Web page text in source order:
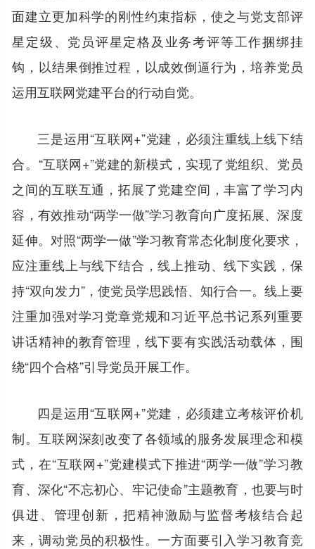
面建立更加科学的刚性约束指标，使之与党支部评
星定级、党员评星定格及业务考评等工作捆绑挂
钩，以结果倒推过程，以成效倒逼行为，培养党员
运用互联网党建平台的行动自觉。
三是运用“互联网+”党建，必须注重线上线下结
合。“互联网+”党建的新模式，实现了党组织、党员
之间的互联互通，拓展了党建空间，丰富了学习内
容，有效推动“两学一做”学习教育向广度拓展、深度
延伸。对照“两学一做”学习教育常态化制度化要求，
应注重线上与线下结合，线上推动、线下实践，保
持“双向发力”，使党员学思践悟、知行合一。线上要
注重加强对学习党章党规和习近平总书记系列重要
讲话精神的教育管理，线下要有实践活动载体，围
绕“四个合格”引导党员开展工作。
四是运用“互联网+”党建，必须建立考核评价机
制。互联网深刻改变了各领域的服务发展理念和模
式，在“互联网+”党建模式下推进“两学一做”学习教
育、深化“不忘初心、牢记使命”主题教育，也要与时
俱进、管理创新，把精神激励与监督考核结合起
来，调动党员的积极性。一方面要引入学习教育竞